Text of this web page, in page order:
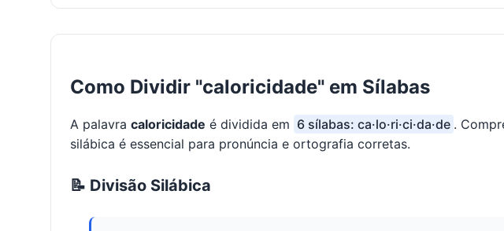
Como Dividir "caloricidade" em Sílabas
A palavra caloricidade é dividida em 6 sílabas: ca·lo·ri·ci·da·de .
silábica é essencial para pronúncia e ortografia corretas.
📝 Divisão Silábica